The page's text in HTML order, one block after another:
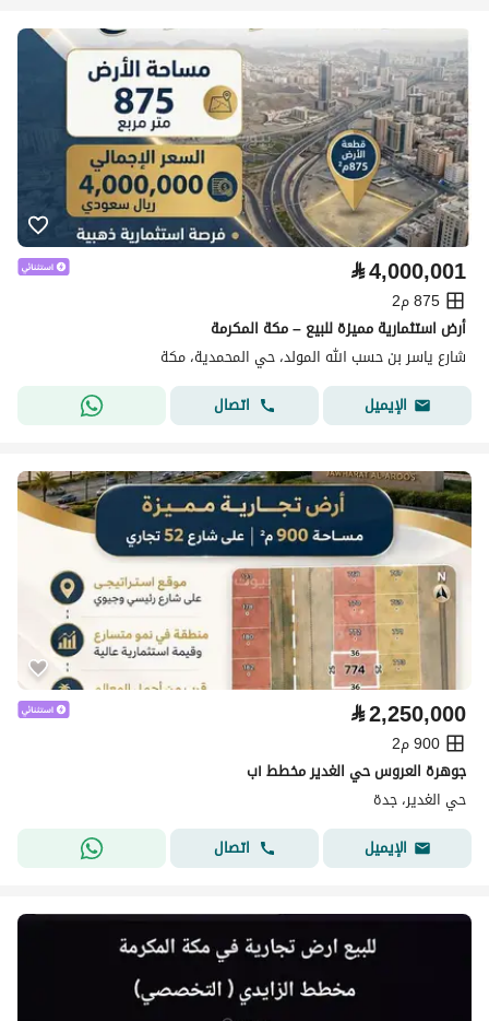
⃁4,000,001
875 م2
أرض استثمارية مميزة للبيع – مكة المكرمة
شارع ياسر بن حسب الله المولد، حي المحمدية، مكة
الإيميل
اتصال
⃁2,250,000
900 م2
جوهرة العروس حي الغدير مخطط ١ب
حي الغدير، جدة
الإيميل
اتصال